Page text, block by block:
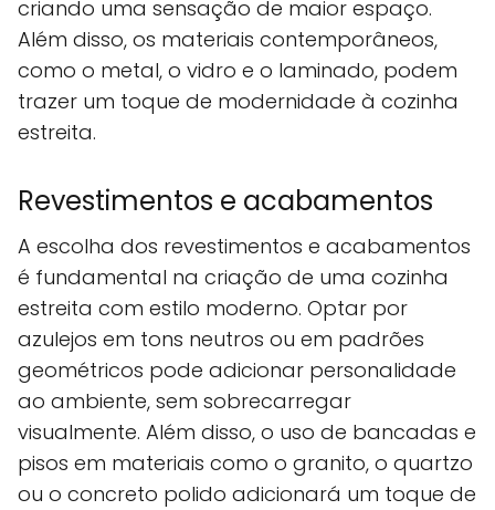
criando uma sensação de maior espaço.
Além disso, os materiais contemporâneos,
como o metal, o vidro e o laminado, podem
trazer um toque de modernidade à cozinha
estreita.
Revestimentos e acabamentos
A escolha dos revestimentos e acabamentos
é fundamental na criação de uma cozinha
estreita com estilo moderno. Optar por
azulejos em tons neutros ou em padrões
geométricos pode adicionar personalidade
ao ambiente, sem sobrecarregar
visualmente. Além disso, o uso de bancadas e
pisos em materiais como o granito, o quartzo
ou o concreto polido adicionará um toque de